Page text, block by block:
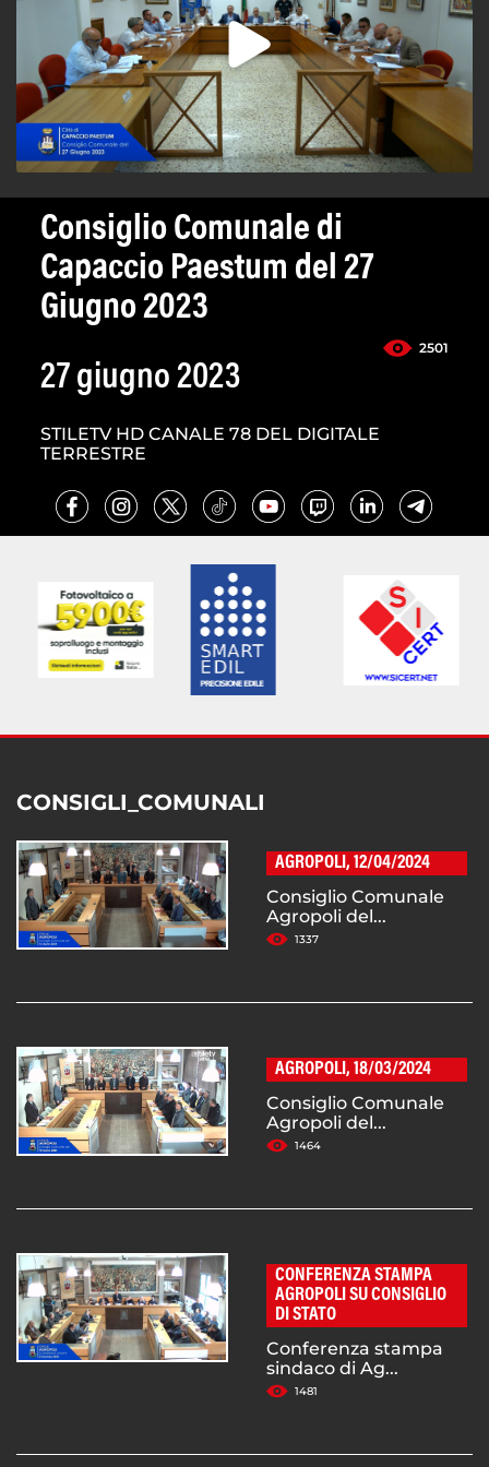
Consiglio Comunale di
Capaccio Paestum del 27
Giugno 2023
2501
27 giugno 2023
STILETV HD CANALE 78 DEL DIGITALE
TERRESTRE
CONSIGLI_COMUNALI
AGROPOLI, 12/04/2024
Consiglio Comunale
Agropoli del...
1337
AGROPOLI, 18/03/2024
Consiglio Comunale
Agropoli del...
1464
CONFERENZA STAMPA
AGROPOLI SU CONSIGLIO
DI STATO
Conferenza stampa
sindaco di Ag...
1481